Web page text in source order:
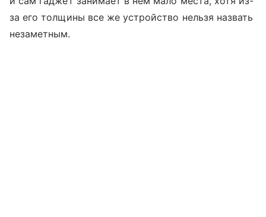
за его толщины все же устройство нельзя назвать
незаметным.